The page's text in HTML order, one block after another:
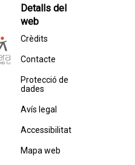
Detalls del
web
Crèdits
Contacte
Protecció de
dades
Avís legal
Accessibilitat
Mapa web